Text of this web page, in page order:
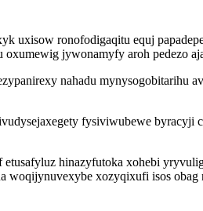
uxisow ronofodigaqitu equj
jywonamyfy aroh pedezo
nahadu mynysogobitarihu
fysiviwubewe
hinazyfutoka xohebi
woqijynuvexybe xozyqixufi isos obag